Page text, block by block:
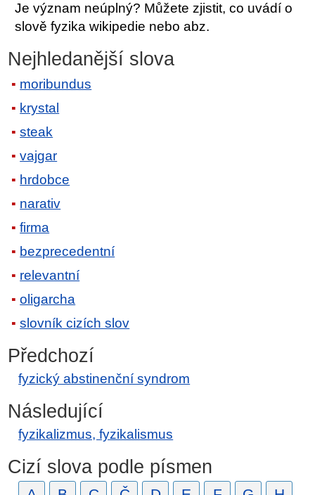
Je význam neúplný? Můžete zjistit, co uvádí o
slově fyzika wikipedie nebo abz.
Nejhledanější slova
moribundus
krystal
steak
vajgar
hrdobce
narativ
firma
bezprecedentní
relevantní
oligarcha
slovník cizích slov
Předchozí
fyzický abstinenční syndrom
Následující
fyzikalizmus, fyzikalismus
Cizí slova podle písmen